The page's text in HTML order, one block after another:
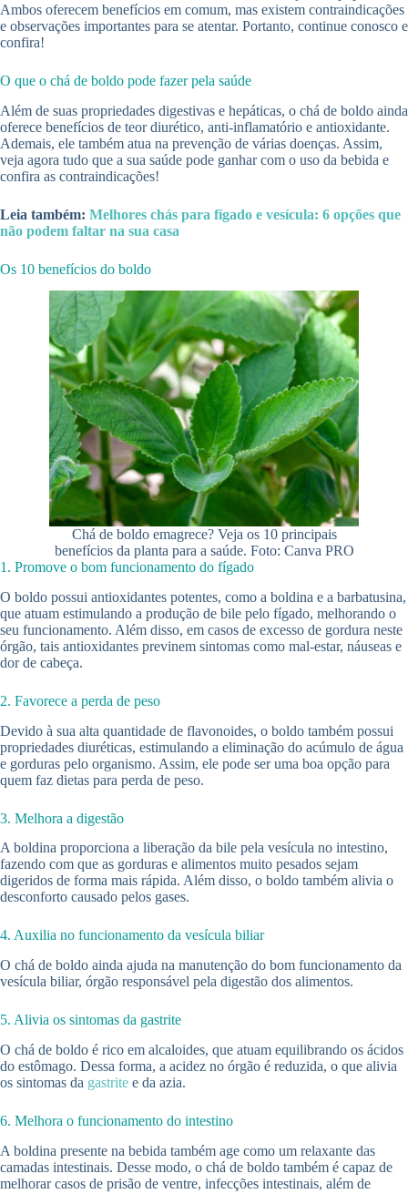
Ambos oferecem benefícios em comum, mas existem contraindicações
e observações importantes para se atentar. Portanto, continue conosco e
confira!
O que o chá de boldo pode fazer pela saúde
Além de suas propriedades digestivas e hepáticas, o chá de boldo ainda
oferece benefícios de teor diurético, anti-inflamatório e antioxidante.
Ademais, ele também atua na prevenção de várias doenças. Assim,
veja agora tudo que a sua saúde pode ganhar com o uso da bebida e
confira as contraindicações!
Leia também: Melhores chás para fígado e vesícula: 6 opções que
não podem faltar na sua casa
Os 10 benefícios do boldo
Chá de boldo emagrece? Veja os 10 principais
benefícios da planta para a saúde. Foto: Canva PRO
1. Promove o bom funcionamento do fígado
O boldo possui antioxidantes potentes, como a boldina e a barbatusina,
que atuam estimulando a produção de bile pelo fígado, melhorando o
seu funcionamento. Além disso, em casos de excesso de gordura neste
órgão, tais antioxidantes previnem sintomas como mal-estar, náuseas e
dor de cabeça.
2. Favorece a perda de peso
Devido à sua alta quantidade de flavonoides, o boldo também possui
propriedades diuréticas, estimulando a eliminação do acúmulo de água
e gorduras pelo organismo. Assim, ele pode ser uma boa opção para
quem faz dietas para perda de peso.
3. Melhora a digestão
A boldina proporciona a liberação da bile pela vesícula no intestino,
fazendo com que as gorduras e alimentos muito pesados sejam
digeridos de forma mais rápida. Além disso, o boldo também alivia o
desconforto causado pelos gases.
4. Auxilia no funcionamento da vesícula biliar
O chá de boldo ainda ajuda na manutenção do bom funcionamento da
vesícula biliar, órgão responsável pela digestão dos alimentos.
5. Alivia os sintomas da gastrite
O chá de boldo é rico em alcaloides, que atuam equilibrando os ácidos
do estômago. Dessa forma, a acidez no órgão é reduzida, o que alivia
os sintomas da gastrite e da azia.
6. Melhora o funcionamento do intestino
A boldina presente na bebida também age como um relaxante das
camadas intestinais. Desse modo, o chá de boldo também é capaz de
melhorar casos de prisão de ventre, infecções intestinais, além de